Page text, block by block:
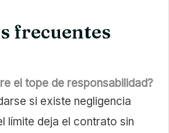
frecuentes
el tope de responsabilidad?
si existe negligencia
límite deja el contrato sin